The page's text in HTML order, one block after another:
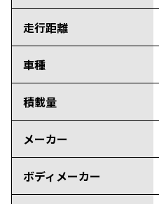
走行距離
車種
積載量
メーカー
ボディメーカー